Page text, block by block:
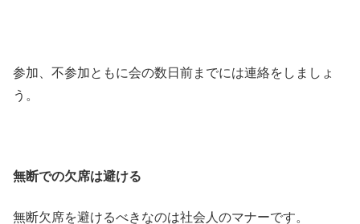
参加、不参加ともに会の数日前までには連絡をしましょ
う。
無断での欠席は避ける
無断欠席を避けるべきなのは社会人のマナーです。